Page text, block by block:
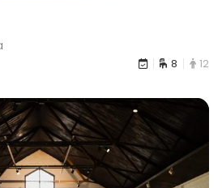
8 12